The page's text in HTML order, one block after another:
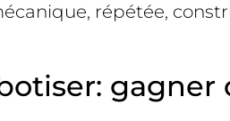
répétée,